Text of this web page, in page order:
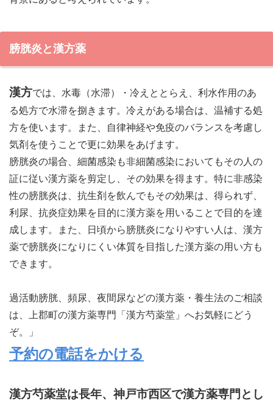
膀胱炎と漢方薬
漢方では、水毒（水滞）・冷えととらえ、利水作用のあ
る処方で水滞を捌きます。冷えがある場合は、温補する処
方を使います。また、自律神経や免疫のバランスを考慮し
気剤を使うことで更に効果をあげます。
膀胱炎の場合、細菌感染も非細菌感染においてもその人の
証に従い漢方薬を剪定し、その効果を得ます。特に非感染
性の膀胱炎は、抗生剤を飲んでもその効果は、得られず、
利尿、抗炎症効果を目的に漢方薬を用いることで目的を達
成します。また、日頃から膀胱炎になりやすい人は、漢方
薬で膀胱炎になりにくい体質を目指した漢方薬の用い方も
できます。
過活動膀胱、頻尿、夜間尿などの漢方薬・養生法のご相談
は、上郡町の漢方薬専門「漢方芍薬堂」へお気軽にどう
ぞ。」
予約の電話をかける
漢方芍薬堂は長年、神戸市西区で漢方薬専門とし